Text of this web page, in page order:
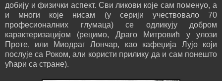
добију и физички аспект. Сви ликови које сам поменуо, а
и многи које нисам (у серији учествовало 70
професионалних глумаца) се одликују добром
карактеризацијом (рецимо, Драго Митровић у улози
Проте, или Миодраг Лончар, као кафеџија Лујо који
послује са Роком, али користи прилику да и сам понешто
ућари са стране).